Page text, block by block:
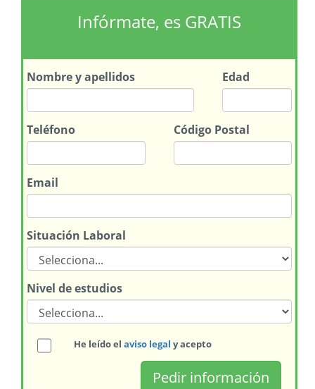
Infórmate, es GRATIS
Nombrey apellidos Edad
Teléfono Código Postal
Email
Situación Laboral
Nivel de estudios
He leído el aviso legal y acepto